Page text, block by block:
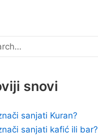
snovi
sanjati Kuran?
sanjati kafić ili bar?